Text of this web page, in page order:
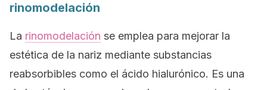
rinomodelación
La rinomodelación se emplea para mejorar la
estética de la nariz mediante substancias
reabsorbibles como el ácido hialurónico. Es una